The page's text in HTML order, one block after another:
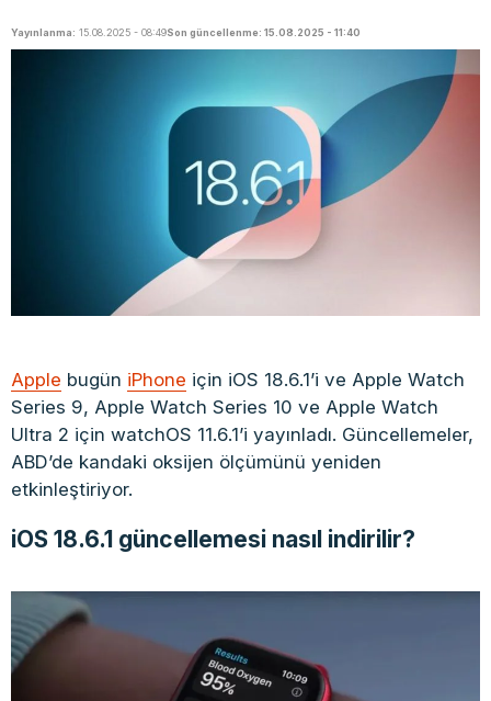
Yayınlanma: 15.08.2025 - 08:49Son güncellenme: 15.08.2025 - 11:40
Apple bugün iPhone için iOS 18.6.1’i ve Apple Watch
Series 9, Apple Watch Series 10 ve Apple Watch
Ultra 2 için watchOS 11.6.1’i yayınladı. Güncellemeler,
ABD’de kandaki oksijen ölçümünü yeniden
etkinleştiriyor.
iOS 18.6.1 güncellemesi nasıl indirilir?